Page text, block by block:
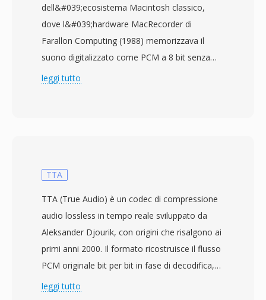
dell&#039;ecosistema Macintosh classico,
dove l&#039;hardware MacRecorder di
Farallon Computing (1988) memorizzava il
suono digitalizzato come PCM a 8 bit senza
segno nelle voci del resource fork
contenenti un flusso piatto di campioni di
a 255 rappresenta un livello audio con 128
come punto centrale. Poichè non c&#039;è
intestazione, i parametri di riproduzione come
frequenza di campionamento e numero di
canali devono essere forniti esternamente. Il
MacRecorder originale acquisiva tipicamente a
leggi tutto
TTA
TTA (True Audio) è un codec di compressione
audio lossless in tempo reale sviluppato da
Aleksander Djourik, con origini che risalgono ai
primi anni 2000. Il formato ricostruisce il flusso
PCM originale bit per bit in fase di decodifica,
garantendo che nessun dettaglio sonoro venga
leggi tutto